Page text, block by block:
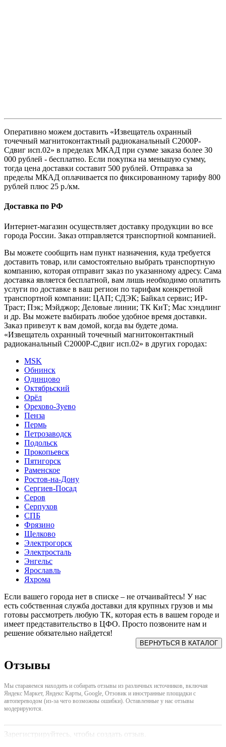
Оперативно можем доставить «Извещатель охранный
точечный магнитоконтактный радиоканальный С2000Р-
Сдвиг исп.02» в пределах МКАД при сумме заказа более 30
000 рублей - бесплатно. Если покупка на меньшую сумму,
тогда цена доставки составит 500 рублей. Отправка за
пределы МКАД оплачивается по фиксированному тарифу 800
рублей плюс 25 р./км.
Доставка по РФ
Интернет-магазин осуществляет доставку продукции во все
города России. Заказ отправляется транспортной компанией.
Вы можете сообщить нам пункт назначения, куда требуется
доставить товар, или самостоятельно выбрать транспортную
компанию, которая отправит заказ по указанному адресу. Сама
доставка является бесплатной, вам лишь необходимо оплатить
услуги по доставке в ваш регион по тарифам конкретной
транспортной компании: ЦАП; СДЭК; Байкал сервис; ИР-
Траст; Пэк; Мэйджор; Деловые линии; ТК КиТ; Мас хэндлинг
и др. Вы можете выбирать любое удобное время доставки.
Заказ привезут к вам домой, когда вы будете дома.
«Извещатель охранный точечный магнитоконтактный
радиоканальный С2000Р-Сдвиг исп.02» в других городах:
MSK
Обнинск
Одинцово
Октябрьский
Орёл
Орехово-Зуево
Пенза
Пермь
Петрозаводск
Подольск
Прокопьевск
Пятигорск
Раменское
Ростов-на-Дону
Сергиев-Посад
Серов
Серпухов
СПБ
Фрязино
Щелково
Электрогорск
Электросталь
Энгельс
Ярославль
Яхрома
Если вашего города нет в списке – не отчаивайтесь! У нас
есть собственная служба доставки для крупных грузов и мы
готовы рассмотреть любую ТК, которая есть в вашем городе и
имеет представительство в ЦФО. Просто позвоните нам и
решение обязательно найдется!
Отзывы
Мы стараяемся находить и собирать отзывы из различных источников, включая
Яндекс Маркет, Яндекс Карты, Google, Отзовик и иностранные площадки с
автопереводом (из-за чего возможны ошибки). Оставленные у нас отзывы
модерируются.
Зарегистрируйтесь, чтобы создать отзыв.